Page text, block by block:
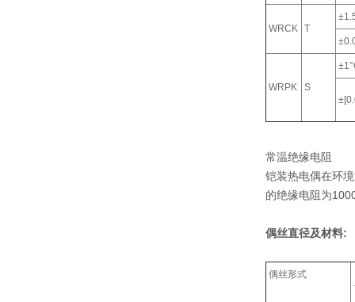
WRCK T
WRPK S
常温绝缘电阻
铠装热电偶在环
的绝缘电阻为
偶丝直径及材料:
偶丝形式